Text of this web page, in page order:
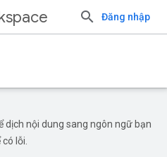
Đăng nhập
dịch nội dung sang ngôn ngữ bạn
lỗi.